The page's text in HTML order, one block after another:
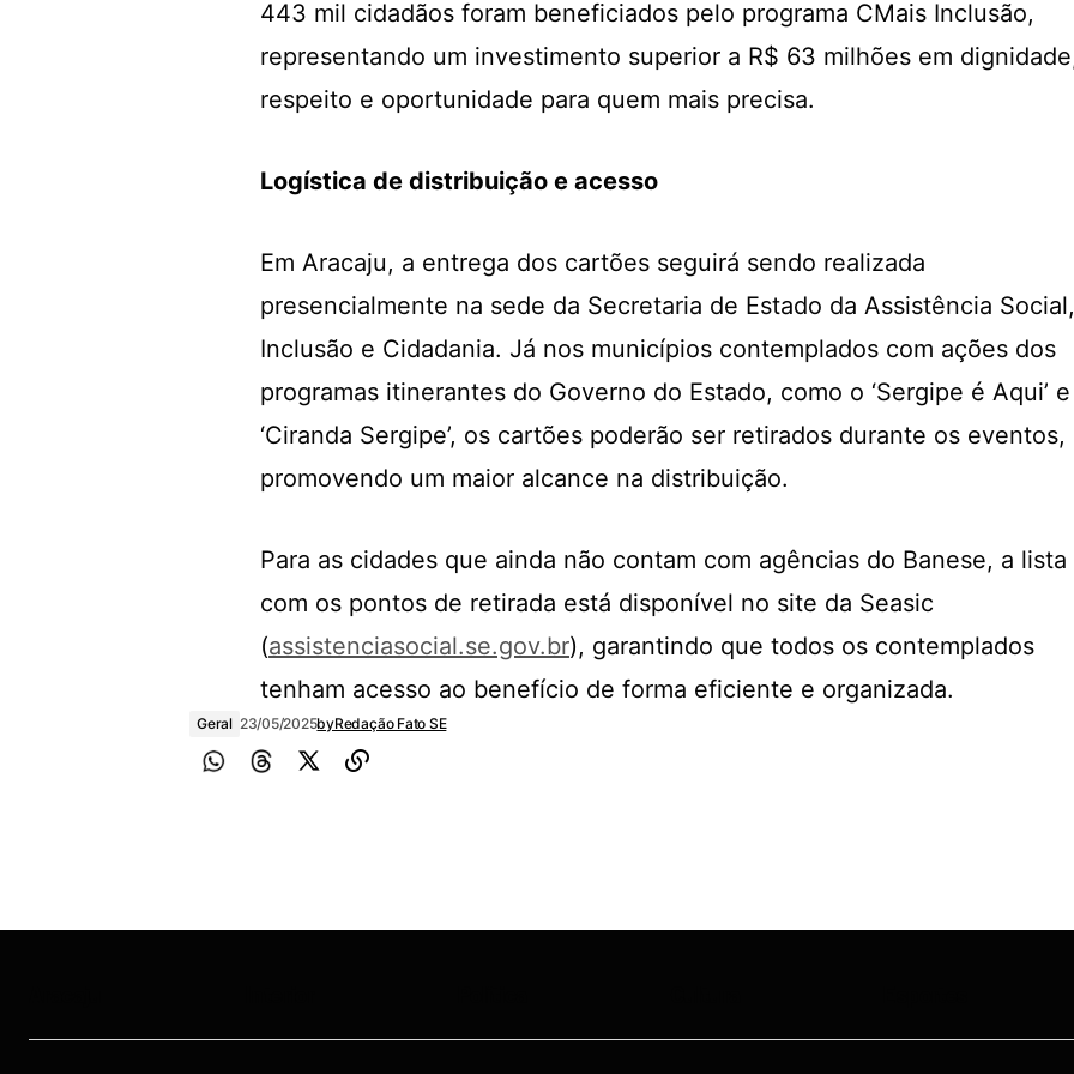
443 mil cidadãos foram beneficiados pelo programa CMais Inclusão,
representando um investimento superior a R$ 63 milhões em
respeito e oportunidade para quem mais precisa.
Logística de distribuição e acesso
Em Aracaju, a entrega dos cartões seguirá sendo realizada
presencialmente na sede da Secretaria de Estado da Assistência Social,
Inclusão e Cidadania. Já nos municípios contemplados com ações dos
programas itinerantes do Governo do Estado, como o ‘Sergipe é Aqui’ e
‘Ciranda Sergipe’, os cartões poderão ser retirados durante os eventos,
promovendo um maior alcance na distribuição.
Para as cidades que ainda não contam com agências do Banese, a lista
com os pontos de retirada está disponível no site da Seasic
(assistenciasocial.se.gov.br), garantindo que todos os contemplados
tenham acesso ao benefício de forma eficiente e organizada.
Geral 23/05/2025byRedação Fato SE